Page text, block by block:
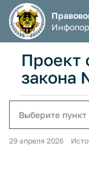
Проект
закона
Выберите
29 апреля 2026